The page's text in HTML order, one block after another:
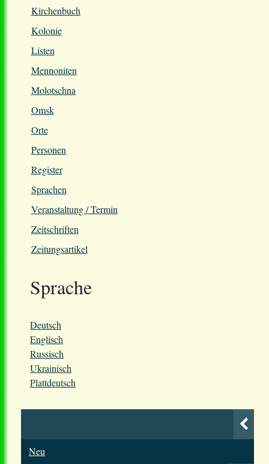
Kirchenbuch
Kolonie
Listen
Mennoniten
Molotschna
Omsk
Orte
Personen
Register
Sprachen
Veranstaltung / Termin
Zeitschriften
Zeitungsartikel
Sprache
Deutsch
Englisch
Russisch
Ukrainisch
Plattdeutsch
Neu